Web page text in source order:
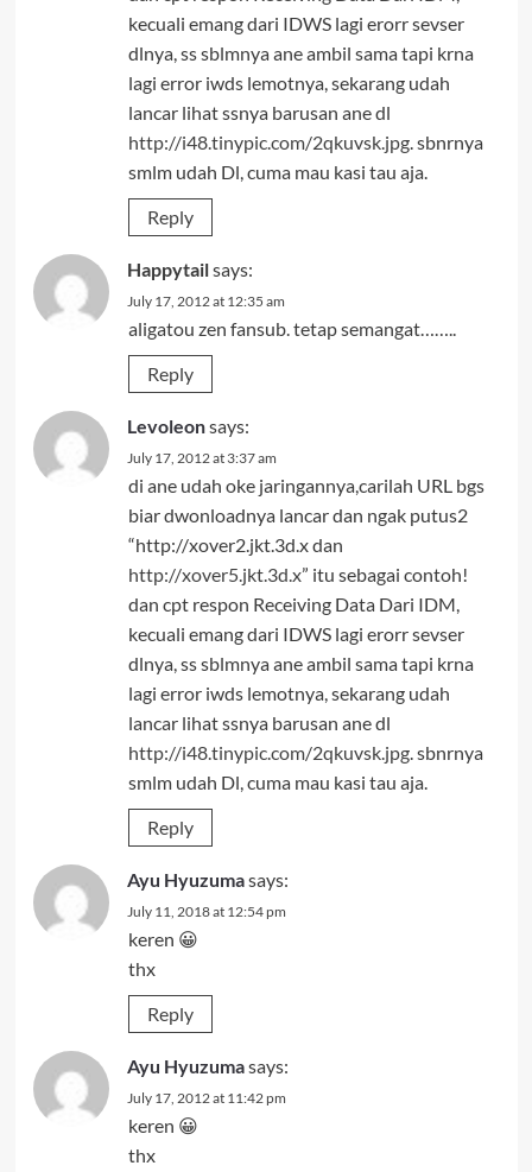
kecuali emang dari IDWS lagi erorr sevser
dlnya, ss sblmnya ane ambil sama tapi krna
lagi error iwds lemotnya, sekarang udah
lancar lihat ssnya barusan ane dl
http://i48.tinypic.com/2qkuvsk.jpg. sbnrnya
smlm udah Dl, cuma mau kasi tau aja.
Reply
Happytailsays:
July 17, 2012 at 12:35 am
aligatou zen fansub. tetap semangat……..
Reply
Levoleonsays:
July 17, 2012 at 3:37 am
di ane udah oke jaringannya,carilah URL bgs
biar dwonloadnya lancar dan ngak putus2
“http://xover2.jkt.3d.x dan
http://xover5.jkt.3d.x” itu sebagai contoh!
dan cpt respon Receiving Data Dari IDM,
kecuali emang dari IDWS lagi erorr sevser
dlnya, ss sblmnya ane ambil sama tapi krna
lagi error iwds lemotnya, sekarang udah
lancar lihat ssnya barusan ane dl
http://i48.tinypic.com/2qkuvsk.jpg. sbnrnya
smlm udah Dl, cuma mau kasi tau aja.
Reply
Ayu Hyuzumasays:
July 11, 2018 at 12:54 pm
keren 😀
thx
Reply
Ayu Hyuzumasays:
July 17, 2012 at 11:42 pm
keren 😀
thx